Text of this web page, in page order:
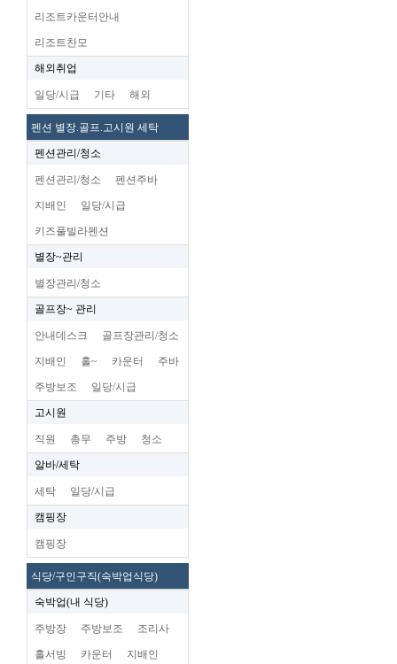
리조트카운터안내
리조트찬모
해외취업
일당/시급 기타 해외
펜션 별장.골프.고시원 세탁
펜션관리/청소
펜션관리/청소 펜션주바
지배인 일당/시급
키즈풀빌라펜션
별장~관리
별장관리/청소
골프장~ 관리
안내데스크 골프장관리/청소
지배인 홀~ 카운터 주바
주방보조 일당/시급
고시원
직원 총무 주방 청소
알바/세탁
세탁 일당/시급
캠핑장
캠핑장
식당/구인구직(숙박업식당)
숙박업(내 식당)
주방장 주방보조 조리사
홀서빙 카운터 지배인